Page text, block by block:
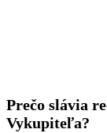
Prečo slávia
Vykupiteľa?